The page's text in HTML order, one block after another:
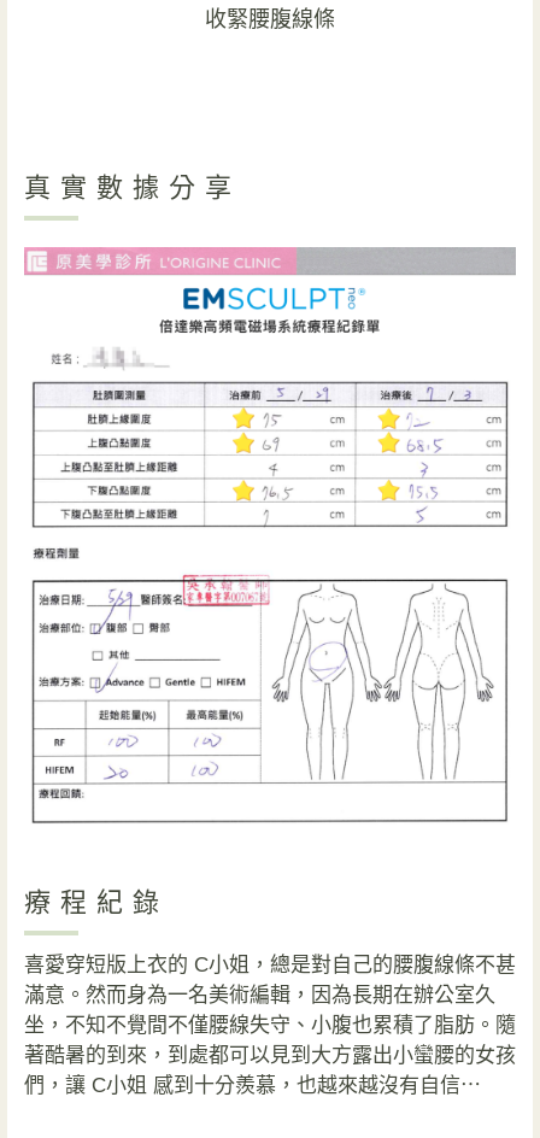
收緊腰腹線條
真實數據分享
療程紀錄
喜愛穿短版上衣的 C小姐，總是對自己的腰腹線條不甚
滿意。然而身為一名美術編輯，因為長期在辦公室久
坐，不知不覺間不僅腰線失守、小腹也累積了脂肪。隨
著酷暑的到來，到處都可以見到大方露出小蠻腰的女孩
們，讓 C小姐 感到十分羨慕，也越來越沒有自信⋯